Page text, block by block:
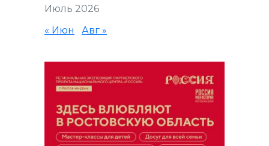
Июль 2026
« Июн Авг »